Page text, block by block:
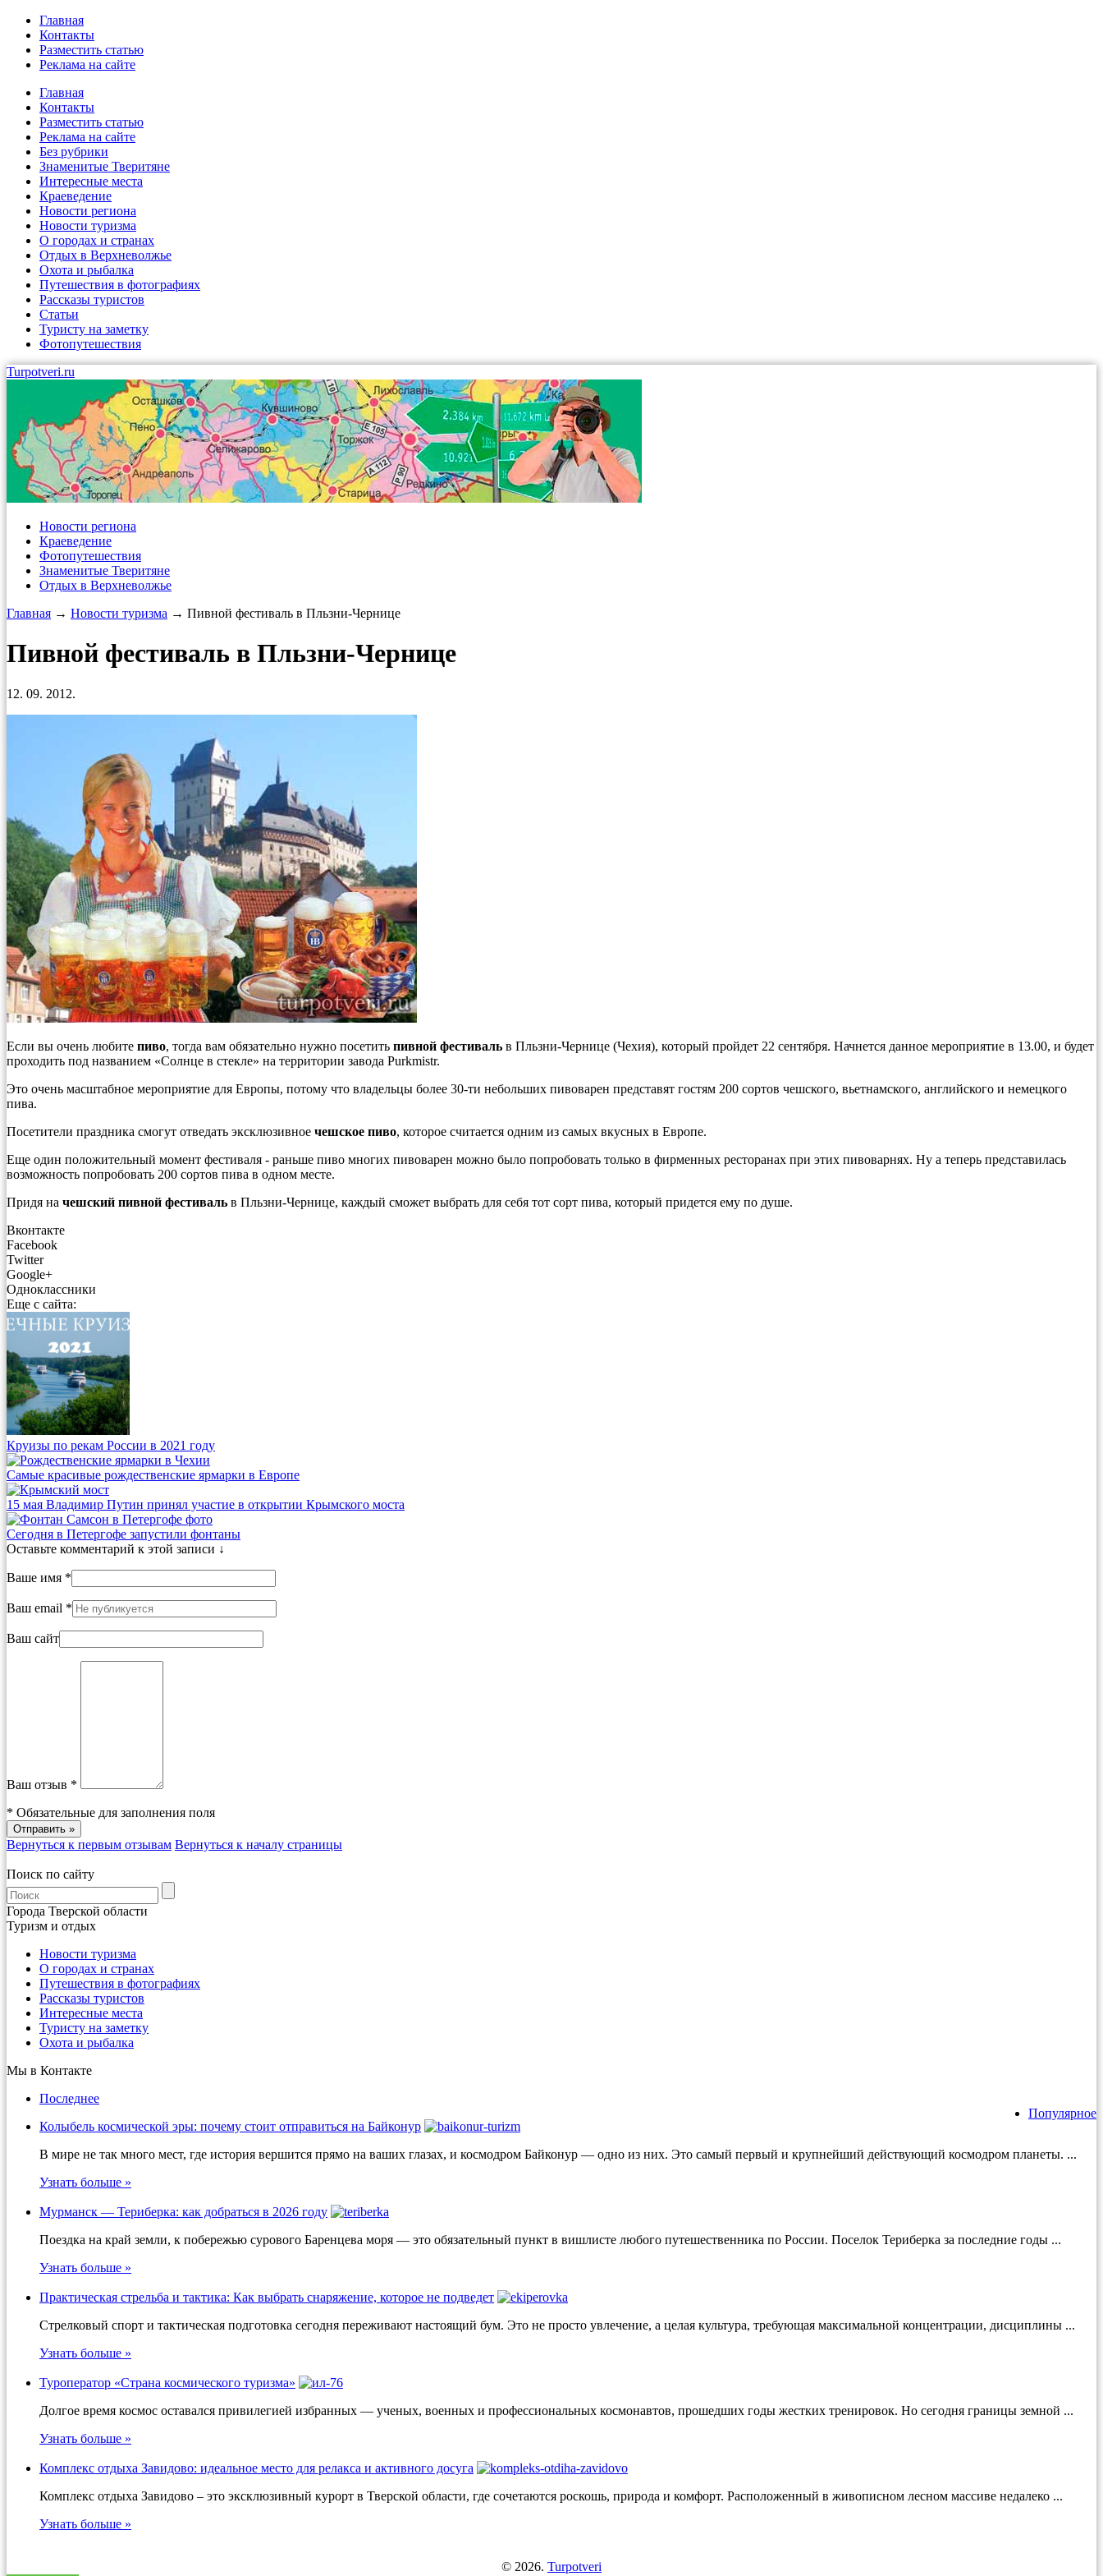
Главная
Контакты
Разместить статью
Реклама на сайте
Главная
Контакты
Разместить статью
Реклама на сайте
Без рубрики
Знаменитые Тверитяне
Интересные места
Краеведение
Новости региона
Новости туризма
О городах и странах
Отдых в Верхневолжье
Охота и рыбалка
Путешествия в фотографиях
Рассказы туристов
Статьи
Туристу на заметку
Фотопутешествия
Turpotveri.ru
Новости региона
Краеведение
Фотопутешествия
Знаменитые Тверитяне
Отдых в Верхневолжье
Главная → Новости туризма → Пивной фестиваль в Пльзни-Чернице
Пивной фестиваль в Пльзни-Чернице
12. 09. 2012.
Если вы очень любите пиво, тогда вам обязательно нужно посетить пивной фестиваль в Пльзни-Чернице (Чехия), который пройдет 22 сентября. Начнется данное мероприятие в 13.00, и будет
проходить под названием «Солнце в стекле» на территории завода Purkmistr.
Это очень масштабное мероприятие для Европы, потому что владельцы более 30-ти небольших пивоварен представят гостям 200 сортов чешского, вьетнамского, английского и немецкого
пива.
Посетители праздника смогут отведать эксклюзивное чешское пиво, которое считается одним из самых вкусных в Европе.
Еще один положительный момент фестиваля - раньше пиво многих пивоварен можно было попробовать только в фирменных ресторанах при этих пивоварнях. Ну а теперь представилась
возможность попробовать 200 сортов пива в одном месте.
Придя на чешский пивной фестиваль в Пльзни-Чернице, каждый сможет выбрать для себя тот сорт пива, который придется ему по душе.
Вконтакте
Facebook
Twitter
Google+
Одноклассники
Еще с сайта:
Круизы по рекам России в 2021 году
Самые красивые рождественские ярмарки в Европе
15 мая Владимир Путин принял участие в открытии Крымского моста
Сегодня в Петергофе запустили фонтаны
Оставьте комментарий к этой записи ↓
Ваше имя *
Ваш email *
Ваш сайт
Ваш отзыв *
* Обязательные для заполнения поля
Вернуться к первым отзывам Вернуться к началу страницы
Поиск по сайту
Города Тверской области
Туризм и отдых
Новости туризма
О городах и странах
Путешествия в фотографиях
Рассказы туристов
Интересные места
Туристу на заметку
Охота и рыбалка
Мы в Контакте
Последнее
Популярное
Колыбель космической эры: почему стоит отправиться на Байконур
В мире не так много мест, где история вершится прямо на ваших глазах, и космодром Байконур — одно из них. Это самый первый и крупнейший действующий космодром планеты. ...
Узнать больше »
Мурманск — Териберка: как добраться в 2026 году
Поездка на край земли, к побережью сурового Баренцева моря — это обязательный пункт в вишлисте любого путешественника по России. Поселок Териберка за последние годы ...
Узнать больше »
Практическая стрельба и тактика: Как выбрать снаряжение, которое не подведет
Стрелковый спорт и тактическая подготовка сегодня переживают настоящий бум. Это не просто увлечение, а целая культура, требующая максимальной концентрации, дисциплины ...
Узнать больше »
Туроператор «Страна космического туризма»
Долгое время космос оставался привилегией избранных — ученых, военных и профессиональных космонавтов, прошедших годы жестких тренировок. Но сегодня границы земной ...
Узнать больше »
Комплекс отдыха Завидово: идеальное место для релакса и активного досуга
Комплекс отдыха Завидово – это эксклюзивный курорт в Тверской области, где сочетаются роскошь, природа и комфорт. Расположенный в живописном лесном массиве недалеко ...
Узнать больше »
© 2026. Turpotveri